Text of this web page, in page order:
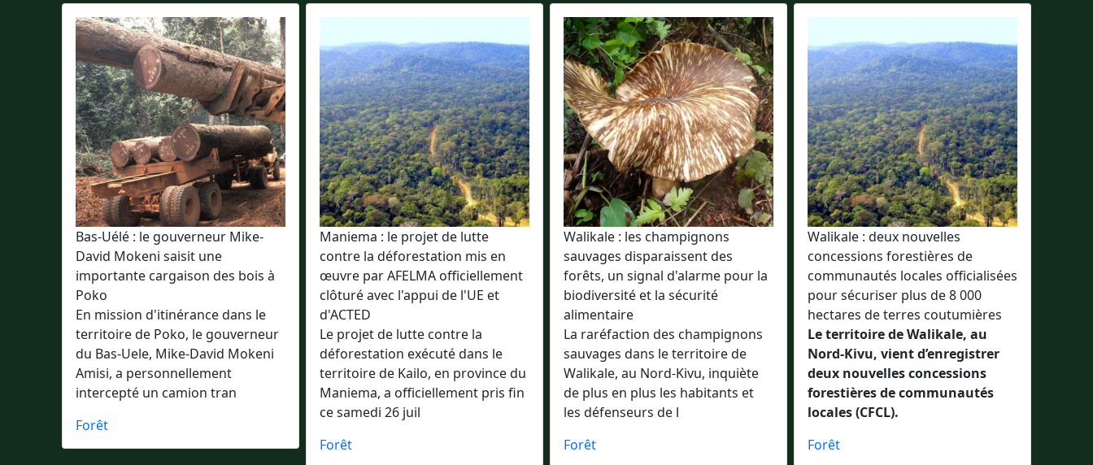
Bas-Uélé : le gouverneur Mike-
David Mokeni saisit une
importante cargaison des bois à
Poko
En mission d'itinérance dans le
territoire de Poko, le gouverneur
du Bas-Uele, Mike-David Mokeni
Amisi, a personnellement
intercepté un camion tran
Forêt
Maniema : le projet de lutte
contre la déforestation mis en
œuvre par AFELMA officiellement
clôturé avec l'appui de l'UE et
d'ACTED
Le projet de lutte contre la
déforestation exécuté dans le
territoire de Kailo, en province du
Maniema, a officiellement pris fin
ce samedi 26 juil
Forêt
Walikale : les champignons
sauvages disparaissent des
forêts, un signal d'alarme pour la
biodiversité et la sécurité
alimentaire
La raréfaction des champignons
sauvages dans le territoire de
Walikale, au Nord-Kivu, inquiète
de plus en plus les habitants et
les défenseurs de l
Forêt
Walikale : deux nouvelles
concessions forestières de
communautés locales officialisées
pour sécuriser plus de 8 000
hectares de terres coutumières
Le territoire de Walikale, au
Nord-Kivu, vient d’enregistrer
deux nouvelles concessions
forestières de communautés
locales (CFCL).
Forêt